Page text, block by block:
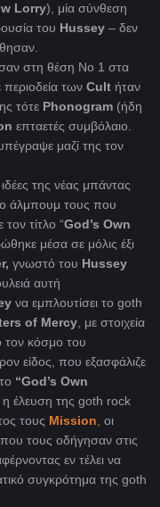
Lorry), μία σύνθεση
του Hussey – δεν
στη θέση Νο 1 στα
των Cult ήταν
τότε Phonogram (ήδη
επταετές συμβόλαιο.
μαζί της τον
της νέας μπάντας
άλμπουμ τους που
τίτλο “God’s Own
μέσα σε μόλις έξι
, γνωστό του Hussey
αυτή
να εμπλουτίσει το goth
of Mercy, με στοιχεία
τον κόσμο του
είδος, που εξασφάλιζε
“God’s Own
η έλευση της goth rock
τους Mission, οι
που τους οδήγησαν στις
εν τέλει να
συγκρότημα της goth